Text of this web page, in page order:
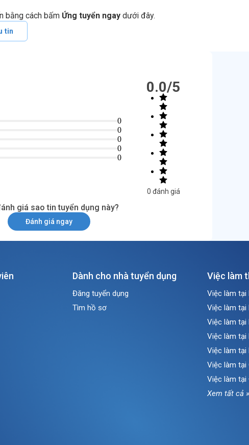
bằng cách bấm Ứng tuyển ngay dưới đây.
tin
0
0
0
0
0
0.0/5
0 đánh giá
giá sao tin tuyển dụng này?
Đánh giá ngay
Dành cho nhà tuyển dụng
Đăng tuyển dụng
Tìm hồ sơ
Việc làm
Việc làm tại
Việc làm tại
Việc làm tại
Việc làm tại
Việc làm tại
Việc làm tại
Việc làm tại
Xem tất cả »